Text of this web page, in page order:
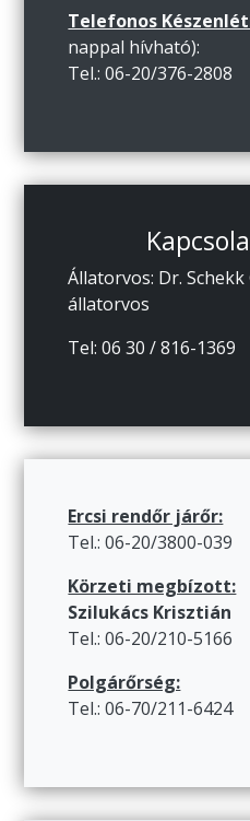
Telefonos
nappal hívható):
Tel.: 06-20/376-2808
Állatorvos: Dr.
állatorvos
Tel: 06 30 / 816-1369
Ercsi rendőr járőr:
Tel.: 06-20/3800-039
Körzeti megbízott:
Szilukács Krisztián
Tel.: 06-20/210-5166
Polgárőrség:
Tel.: 06-70/211-6424